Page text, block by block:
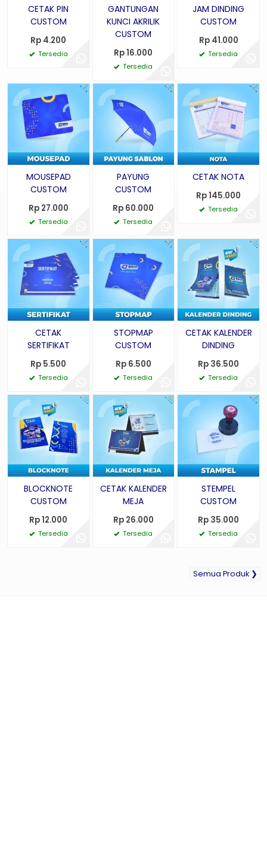
CETAK PIN
CUSTOM
Rp 4.200
Tersedia
GANTUNGAN
KUNCI AKRILIK
CUSTOM
Rp 16.000
Tersedia
JAM DINDING
CUSTOM
Rp 41.000
Tersedia
MOUSEPAD
CUSTOM
Rp 27.000
Tersedia
PAYUNG
CUSTOM
Rp 60.000
Tersedia
CETAK NOTA
Rp 145.000
Tersedia
CETAK
SERTIFIKAT
Rp 5.500
Tersedia
STOPMAP
CUSTOM
Rp 6.500
Tersedia
CETAK KALENDER
DINDING
Rp 36.500
Tersedia
BLOCKNOTE
CUSTOM
Rp 12.000
Tersedia
CETAK KALENDER
MEJA
Rp 26.000
Tersedia
STEMPEL
CUSTOM
Rp 35.000
Tersedia
Semua Produk ❯